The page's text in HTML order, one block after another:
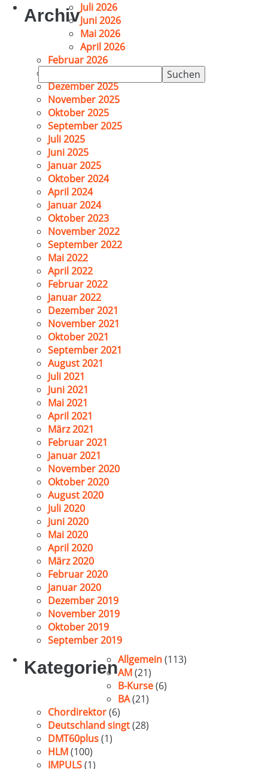
Suchen
nach:
ArchivJuli 2026
Juni 2026
Mai 2026
April 2026
Februar 2026
Dezember 2025
November 2025
Oktober 2025
September 2025
Juli 2025
Juni 2025
Januar 2025
Oktober 2024
April 2024
Januar 2024
Oktober 2023
November 2022
September 2022
Mai 2022
April 2022
Februar 2022
Januar 2022
Dezember 2021
November 2021
Oktober 2021
September 2021
August 2021
Juli 2021
Juni 2021
Mai 2021
April 2021
März 2021
Februar 2021
Januar 2021
November 2020
Oktober 2020
August 2020
Juli 2020
Juni 2020
Mai 2020
April 2020
März 2020
Februar 2020
Januar 2020
Dezember 2019
November 2019
Oktober 2019
September 2019
KategorienAllgemein(113)
AM(21)
B-Kurse(6)
BA(21)
Chordirektor(6)
Deutschland singt(28)
DMT60plus(1)
HLM(100)
IMPULS(1)